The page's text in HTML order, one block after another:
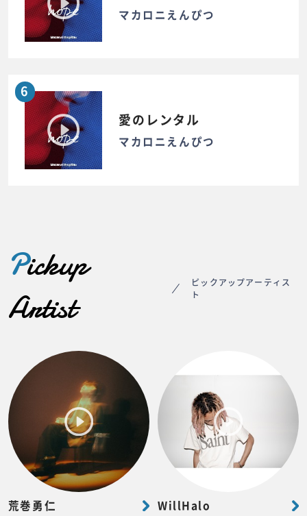
マカロニえんぴつ
6
愛のレンタル
マカロニえんぴつ
Pickup
Artist
ピックアップアーティス
ト
荒巻勇仁 WillHalo